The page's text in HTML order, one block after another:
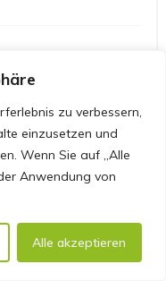
zu verbessern,
einzusetzen und
Wenn Sie auf „Alle
Anwendung von
Alle akzeptieren